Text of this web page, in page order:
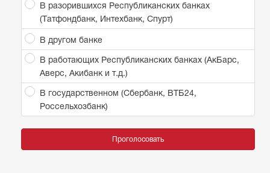
В разорившихся Республиканских банках
(Татфондбанк, Интехбанк, Спурт)
В другом банке
В работающих Республиканских банках (АкБарс,
Аверс, Акибанк и т.д.)
В государственном (Сбербанк, ВТБ24,
Россельхозбанк)
Проголосовать